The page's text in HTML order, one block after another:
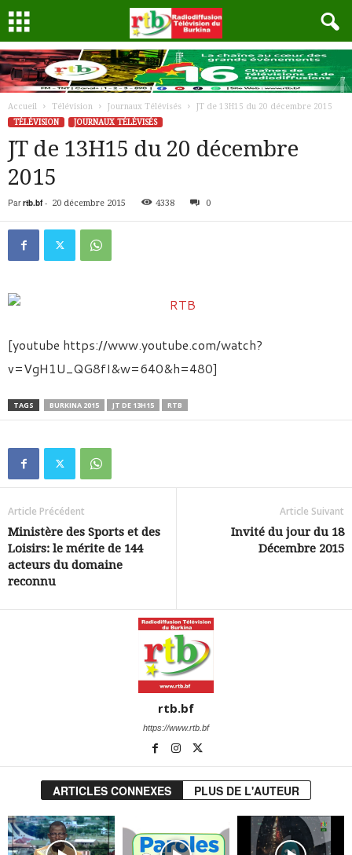
Accueil Télévision Journaux Télévisés
JT de 13H15 du 20 décembre 2015
TÉLÉVISION
JOURNAUX TÉLÉVISÉS
JT de 13H15 du 20 décembre
2015
Par rtb.bf- 20 décembre 2015 4338 0
[youtube https://www.youtube.com/watch?
v=VgH1U_QG8fI&w=640&h=480]
TAGS BURKINA 2015 JT DE 13H15 RTB
Article Précédent
Ministère des Sports et des
Loisirs: le mérite de 144
acteurs du domaine
reconnu
Article Suivant
Invité du jour du 18
Décembre 2015
rtb.bf
https://www.rtb.bf
ARTICLES CONNEXES PLUS DE L'AUTEUR